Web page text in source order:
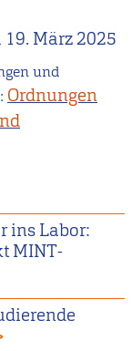
19. März 2025
und
Ordnungen
ins Labor:
MINT-